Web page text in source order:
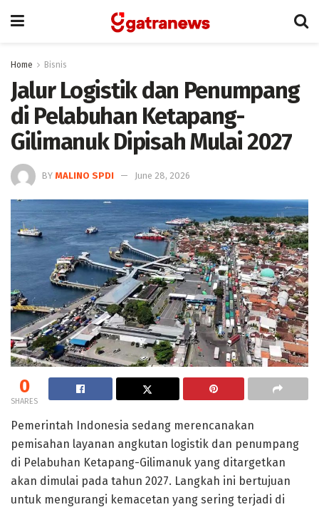
Home Bisnis
Jalur Logistik dan Penumpang
di Pelabuhan Ketapang-
Gilimanuk Dipisah Mulai 2027
BY MALINO SPDI June 28, 2026
0
SHARES
Pemerintah Indonesia sedang merencanakan
pemisahan layanan angkutan logistik dan penumpang
di Pelabuhan Ketapang-Gilimanuk yang ditargetkan
akan dimulai pada tahun 2027. Langkah ini bertujuan
untuk mengurangi kemacetan yang sering terjadi di